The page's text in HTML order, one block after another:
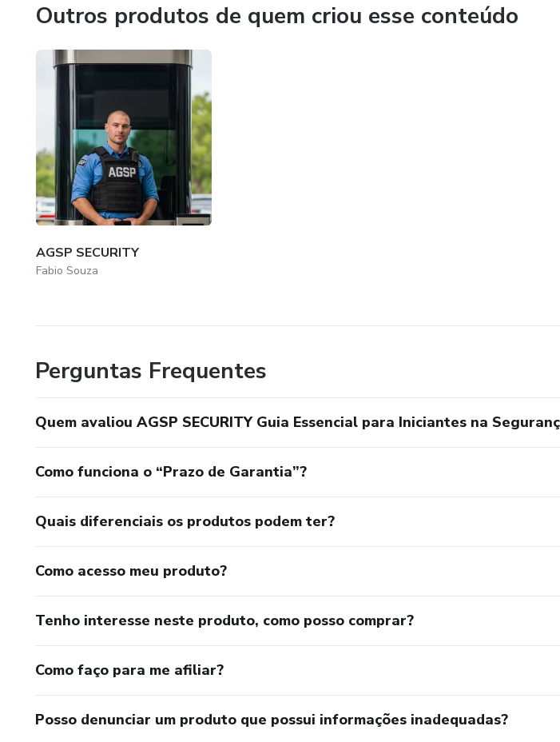
Outros produtos de quem criou esse conteúdo
AGSP SECURITY
Fabio Souza
Perguntas Frequentes
Quem avaliou AGSP SECURITY Guia Essencial para Iniciantes na
Como funciona o “Prazo de Garantia”?
Quais diferenciais os produtos podem ter?
Como acesso meu produto?
Tenho interesse neste produto, como posso comprar?
Como faço para me afiliar?
Posso denunciar um produto que possui informações inadequadas?